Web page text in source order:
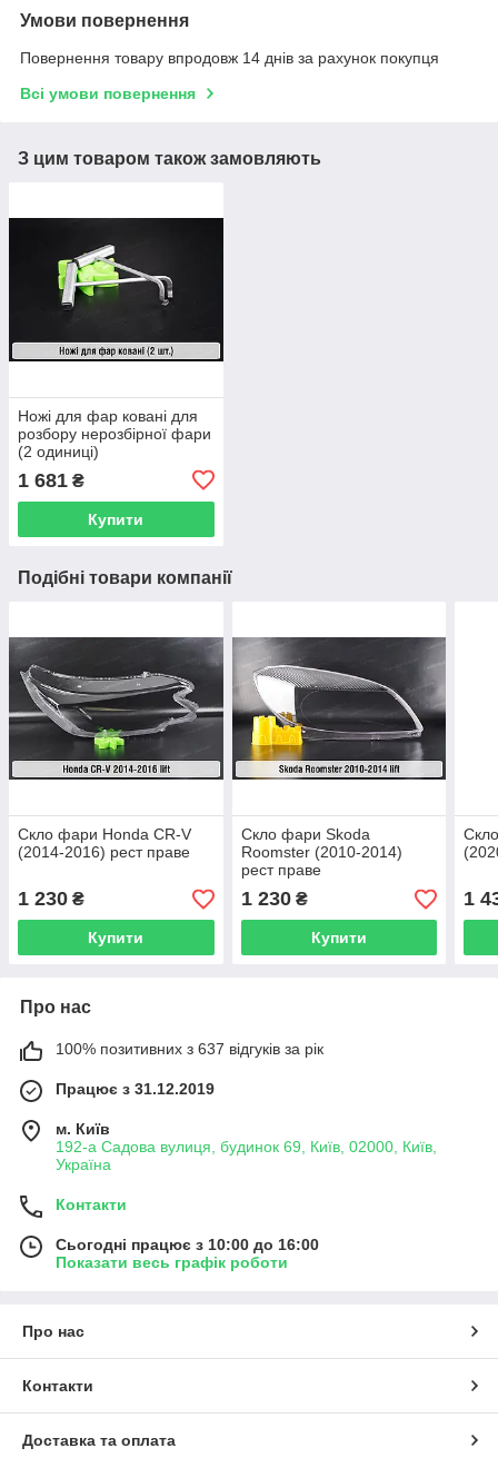
Умови повернення
Повернення товару впродовж 14 днів за рахунок покупця
Всі умови повернення
З цим товаром також замовляють
Ножі для фар ковані для
розбору нерозбірної фари
(2 одиниці)
1 681 ₴
Купити
Подібні товари компанії
Скло фари Honda CR-V
(2014-2016) рест праве
1 230 ₴
Купити
Скло фари Skoda
Roomster (2010-2014)
рест праве
1 230₴
Купити
1
Про нас
100% позитивних з 637 відгуків за рік
Працює з 31.12.2019
м. Київ
192-а Садова вулиця, будинок 69, Київ, 02000, Київ,
Україна
Контакти
Сьогодні працює з 10:00 до 16:00
Показати весь графік роботи
Про нас
Контакти
Доставка та оплата